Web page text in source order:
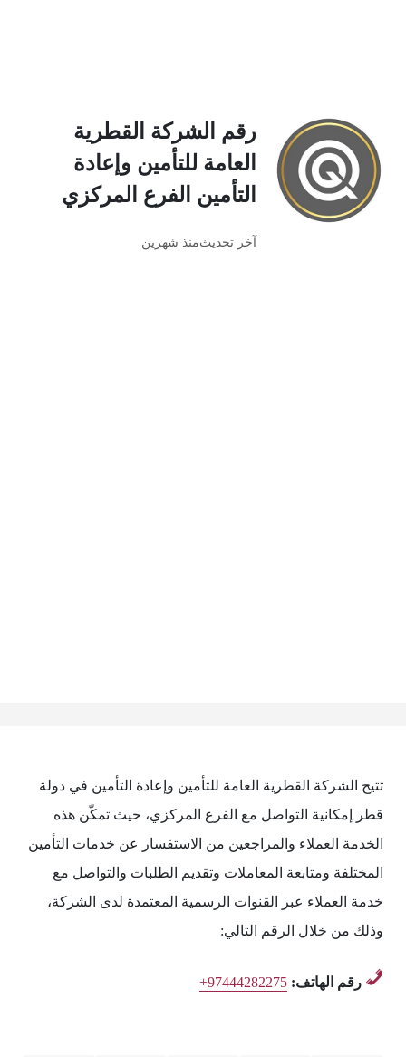
رقم الشركة القطرية
العامة للتأمين وإعادة
التأمين الفرع المركزي
آخر تحديثمنذ شهرين
تتيح الشركة القطرية العامة للتأمين وإعادة التأمين في دولة
قطر إمكانية التواصل مع الفرع المركزي، حيث تمكّن هذه
الخدمة العملاء والمراجعين من الاستفسار عن خدمات التأمين
المختلفة ومتابعة المعاملات وتقديم الطلبات والتواصل مع
خدمة العملاء عبر القنوات الرسمية المعتمدة لدى الشركة،
وذلك من خلال الرقم التالي:
رقم الهاتف: +97444282275